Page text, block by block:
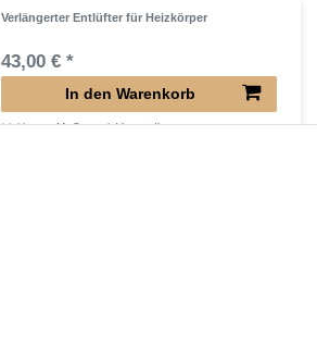
Verlängerter Entlüfter für Heizkörper
43,00 € *
In den Warenkorb
*inkl. ges. MwSt.zzgl.Versandkosten